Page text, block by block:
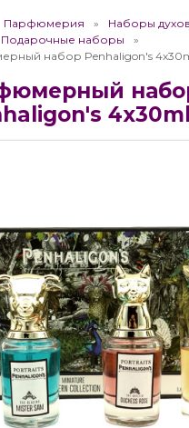
Парфюмерия
Наборы духов
Подарочные наборы
набор Penhaligon's
4x30ml